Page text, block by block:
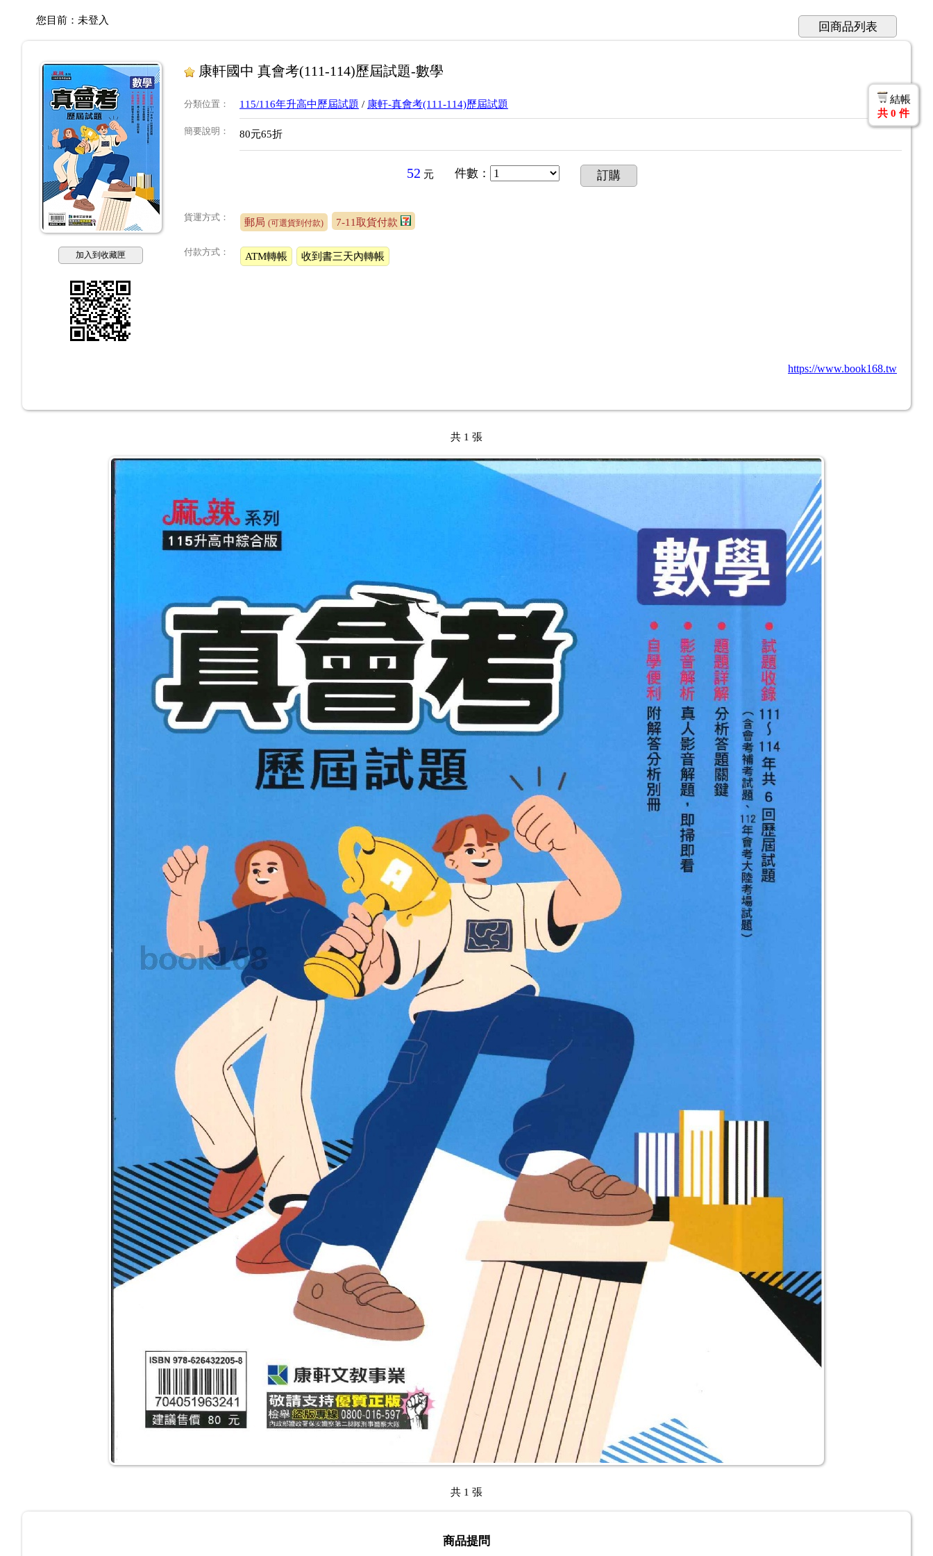
您目前： 未登入 回商品列表
加入到收藏匣
康軒國中 真會考(111-114)歷屆試題-數學
分類位置 ： 115/116年升高中歷屆試題 / 康軒-真會考(111-114)歷屆試題
簡要說明 ： 80元65折
52 元 件數 ： 訂購
貨運方式： 郵局 (可選貨到付款) 7-11取貨付款
付款方式： ATM轉帳 收到書三天內轉帳
https://www.book168.tw
結帳
共 0 件
共 1 張
共 1 張
商品提問